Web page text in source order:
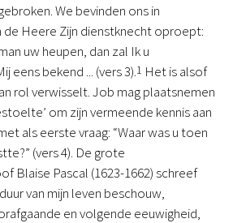
We bevinden ons in
de Heere Zijn dienstknecht oproept:
uw heupen, dan zal Ik u
eens bekend ... (vers 3).1 Het is alsof
rol verwisselt. Job mag plaatsnemen
om zijn vermeende kennis aan
als eerste vraag: “Waar was u toen
(vers 4). De grote
Blaise Pascal (1623-1662) schreef
van mijn leven beschouw,
en volgende eeuwigheid,